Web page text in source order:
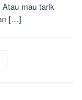
Atau mau tarik
[…]